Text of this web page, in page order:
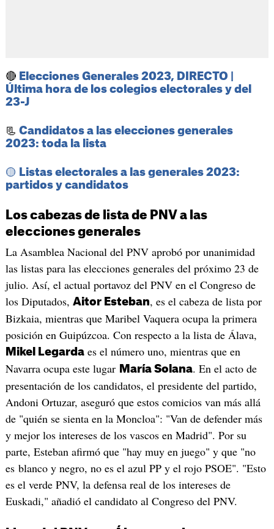
🔴 Elecciones Generales 2023, DIRECTO |
Última hora de los colegios electorales y del
23-J
📃 Candidatos a las elecciones generales
2023: toda la lista
🟡 ​Listas electorales a las generales 2023:
partidos y candidatos
Los cabezas de lista de PNV a las
elecciones generales
La Asamblea Nacional del PNV aprobó por unanimidad
las listas para las elecciones generales del próximo 23 de
julio. Así, el actual portavoz del PNV en el Congreso de
los Diputados, Aitor Esteban, es el cabeza de lista por
Bizkaia, mientras que Maribel Vaquera ocupa la primera
posición en Guipúzcoa. Con respecto a la lista de Álava,
Mikel Legardaes el número uno, mientras que en
Navarra ocupa este lugar María Solana. En el acto de
presentación de los candidatos, el presidente del partido,
Andoni Ortuzar, aseguró que estos comicios van más allá
de "quién se sienta en la Moncloa": "Van de defender más
y mejor los intereses de los vascos en Madrid". Por su
parte, Esteban afirmó que "hay muy en juego" y que "no
es blanco y negro, no es el azul PP y el rojo PSOE". "Esto
es el verde PNV, la defensa real de los intereses de
Euskadi," añadió el candidato al Congreso del PNV.